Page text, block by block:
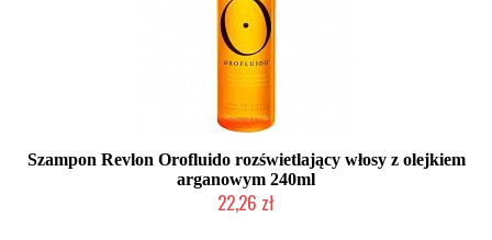
Szampon Revlon Orofluido rozświetlający włosy z olejkiem
arganowym 240ml
22,26 zł